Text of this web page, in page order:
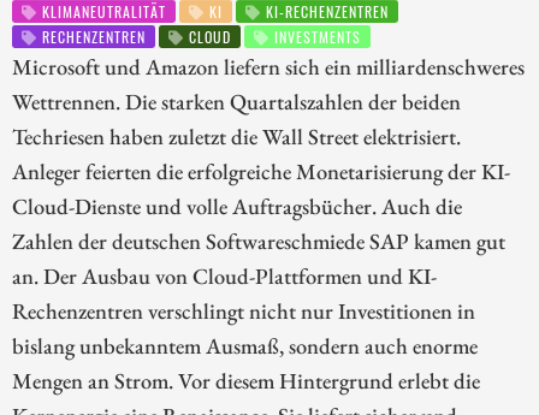
KLIMANEUTRALITÄT
KI
KI-RECHENZENTREN
RECHENZENTREN
CLOUD INVESTMENTS
Microsoft und Amazon liefern sich ein milliardenschweres
Wettrennen. Die starken Quartalszahlen der beiden
Techriesen haben zuletzt die Wall Street elektrisiert.
Anleger feierten die erfolgreiche Monetarisierung der KI-
Cloud-Dienste und volle Auftragsbücher. Auch die
Zahlen der deutschen Softwareschmiede SAP kamen gut
an. Der Ausbau von Cloud-Plattformen und KI-
Rechenzentren verschlingt nicht nur Investitionen in
bislang unbekanntem Ausmaß, sondern auch enorme
Mengen an Strom. Vor diesem Hintergrund erlebt die